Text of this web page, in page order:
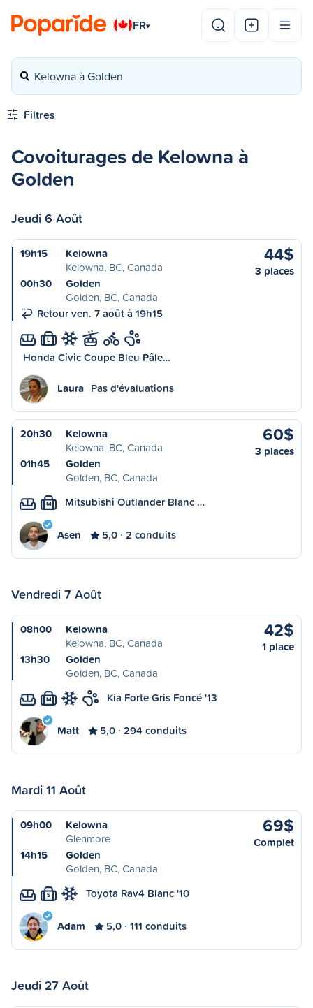
FR▾
Kelowna à Golden
Filtres
Covoiturages de Kelowna à
Golden
Jeudi 6 Août
19h15
Kelowna
Kelowna, BC, Canada
00h30
Golden
Golden, BC, Canada
Retour ven. 7 août à 19h15
44$
3 places
L
Honda Civic Coupe Bleu Pâle…
Laura Pas d'évaluations
20h30
Kelowna
Kelowna, BC, Canada
01h45
Golden
Golden, BC, Canada
60$
3 places
M Mitsubishi Outlander Blanc …
Asen 5,0 2 conduits
Vendredi 7 Août
08h00
Kelowna
Kelowna, BC, Canada
13h30
Golden
Golden, BC, Canada
42$
1 place
M Kia Forte Gris Foncé '13
Matt 5,0 294 conduits
Mardi 11 Août
09h00
Kelowna
Glenmore
14h15
Golden
Golden, BC, Canada
69$
Complet
S Toyota Rav4 Blanc '10
Adam 5,0 111 conduits
Jeudi 27 Août